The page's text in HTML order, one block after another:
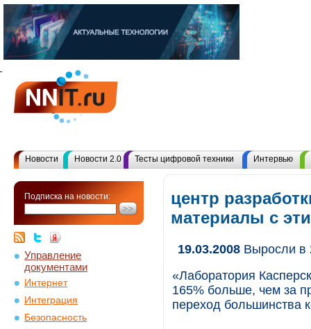
Новости Новости 2.0 Тесты цифровой техники Интервью
Подписка на новости:
Управление
документами
Интернет
Интеграция
Безопасность
центр
материалы с
19.03.2008 Выросли в
«Лаборатория
165% больше, чем за
переход большинства